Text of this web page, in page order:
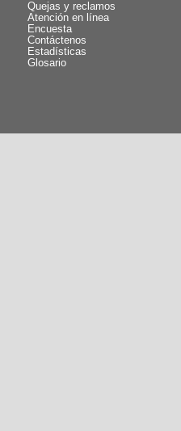
Quejas y reclamos
Atención en línea
Encuesta
Contáctenos
Estadísticas
Glosario